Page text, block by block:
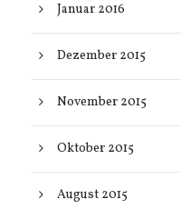
Januar 2016
Dezember 2015
November 2015
Oktober 2015
August 2015